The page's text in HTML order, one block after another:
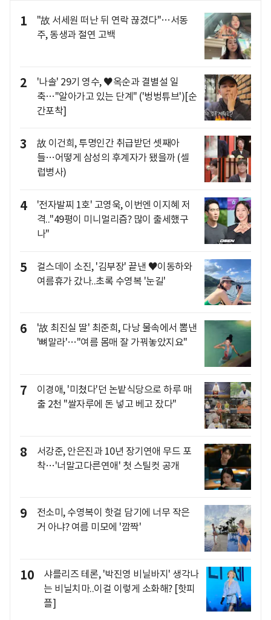
1
"故 서세원 떠난 뒤 연락 끊겼다"…서동
주, 동생과 절연 고백
2
'나솔' 29기 영수, ♥옥순과 결별설 일
축…"알아가고 있는 단계" ('벙벙튜브')[순
간포착]
3
故 이건희, 투명인간 취급받던 셋째아
들…어떻게 삼성의 후계자가 됐을까 (셀
럽병사)
4
'전자발찌 1호' 고영욱, 이번엔 이지혜 저
격.."49평이 미니멀리즘? 많이 출세했구
나"
5
걸스데이 소진, '김부장' 끝낸 ♥이동하와
여름휴가 갔나..초록 수영복 '눈길'
6
'故 최진실 딸' 최준희, 다낭 물속에서 뽐낸
'뼈말라'…"여름 몸매 잘 가꿔놓았지요"
7
이경애, '미쳤다'던 논밭식당으로 하루 매
출 2천 "쌀자루에 돈 넣고 베고 잤다"
8
서강준, 안은진과 10년 장기연애 무드 포
착…'너말고다른연애' 첫 스틸컷 공개
9
전소미, 수영복이 핫걸 담기에 너무 작은
거 아냐? 여름 미모에 '깜짝'
10
샤를리즈 테론, '박진영 비닐바지' 생각나
는 비닐치마..이걸 이렇게 소화해? [핫피
플]